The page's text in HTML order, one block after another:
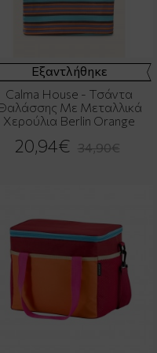
Εξαντλήθηκε
Calma House - Τσάντα
Με Μεταλλικά
Χερούλια Berlin Orange
20,94€ 34,90€